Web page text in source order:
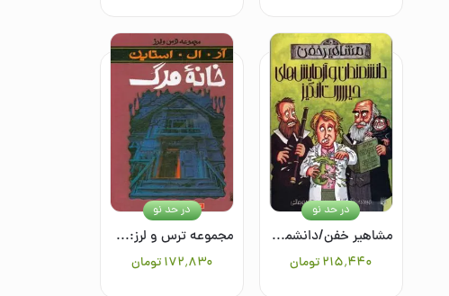
مشاهیر خفن/دانشمندان و آزمایش‌های حیرت‌انگیز
۲۱۵٬۴۴۰تومان
در حد نو
مجموعه ترس و لرز:خانه مرگ
۱۷۲٬۸۳۰تومان
در حد نو